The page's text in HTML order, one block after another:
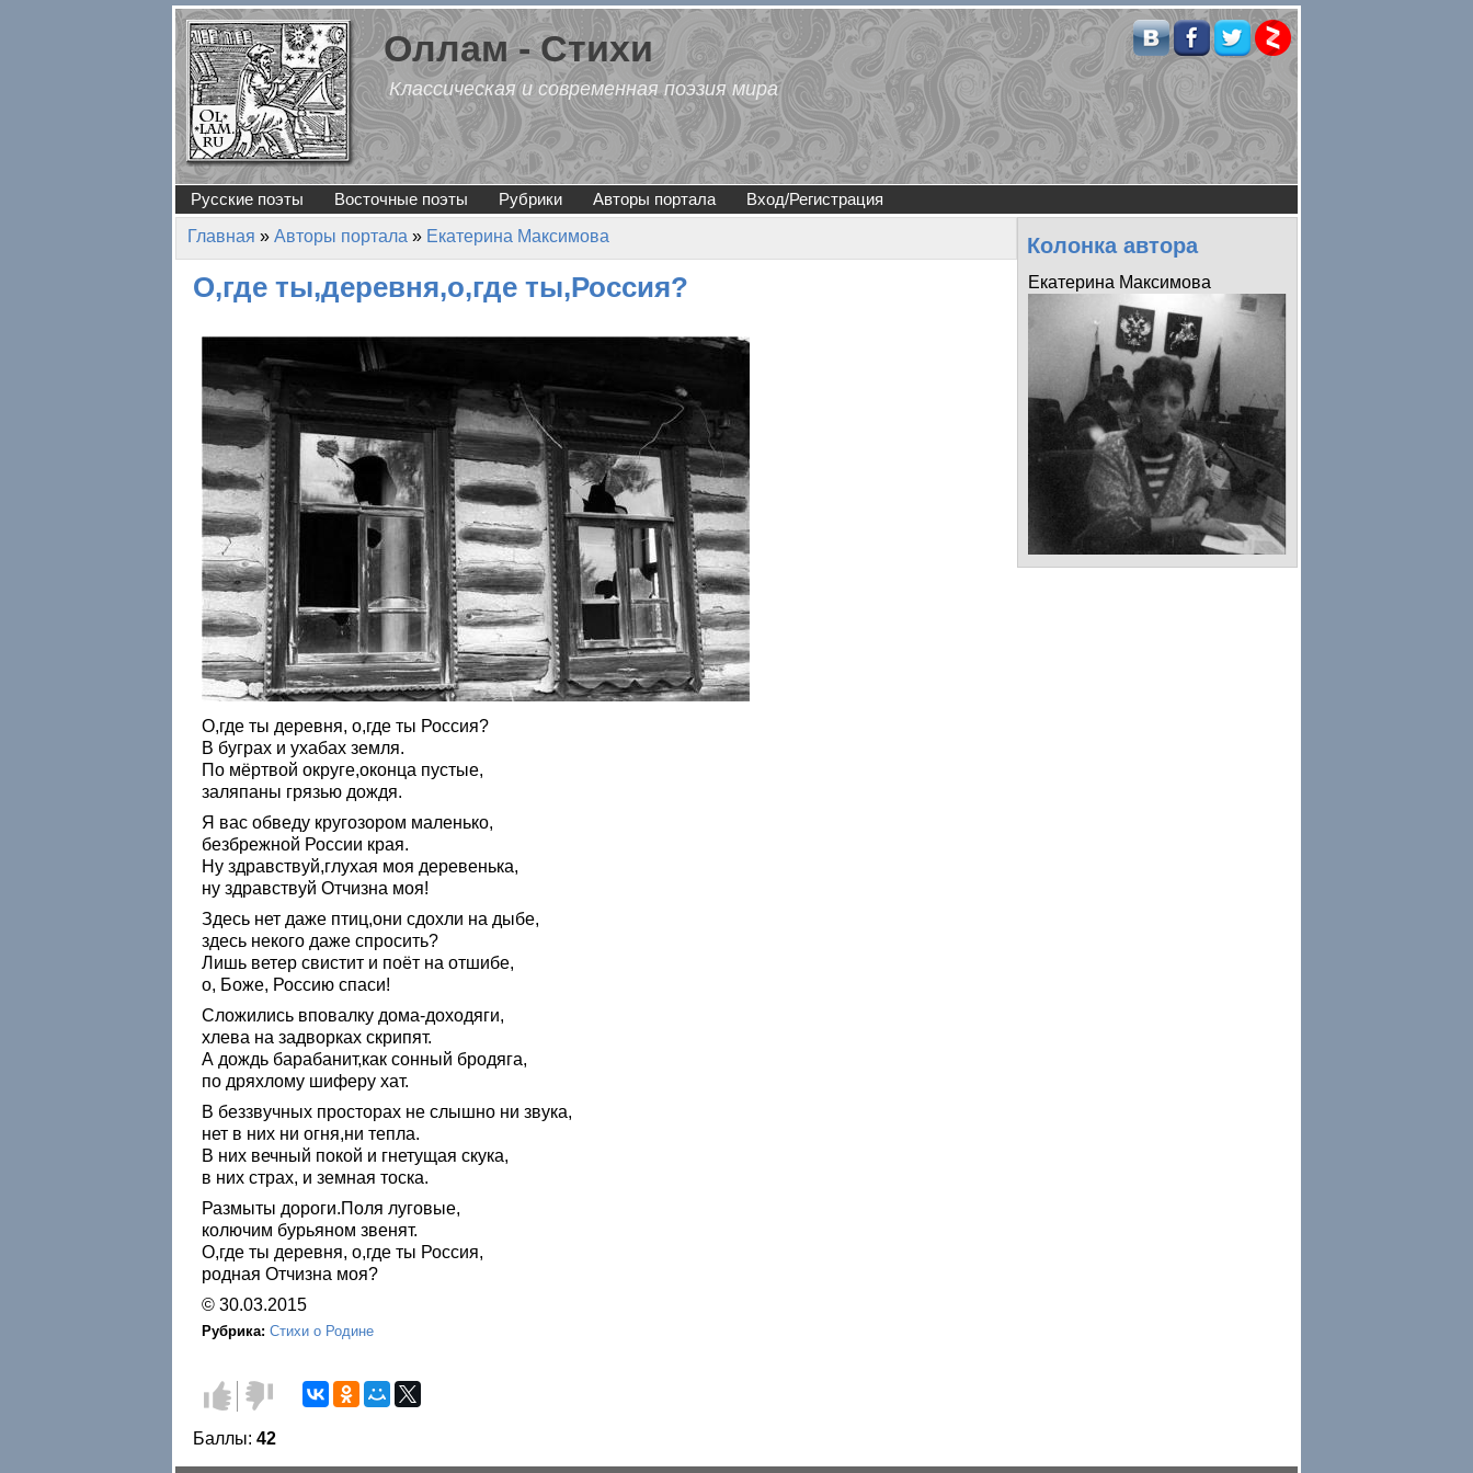
Перейти к основному содержанию
Оллам - Стихи
Классическая и современная поэзия мира
Русские поэты Восточные поэты Рубрики Авторы портала Вход/Регистрация
Вы здесь
Главная » Авторы портала » Екатерина Максимова
О,где ты,деревня,о,где ты,Россия?
О,где ты деревня, о,где ты Россия?
В буграх и ухабах земля.
По мёртвой округе,оконца пустые,
заляпаны грязью дождя.
Я вас обведу кругозором маленько,
безбрежной России края.
Ну здравствуй,глухая моя деревенька,
ну здравствуй Отчизна моя!
Здесь нет даже птиц,они сдохли на дыбе,
здесь некого даже спросить?
Лишь ветер свистит и поёт на отшибе,
о, Боже, Россию спаси!
Сложились вповалку дома-доходяги,
хлева на задворках скрипят.
А дождь барабанит,как сонный бродяга,
по дряхлому шиферу хат.
В беззвучных просторах не слышно ни звука,
нет в них ни огня,ни тепла.
В них вечный покой и гнетущая скука,
в них страх, и земная тоска.
Размыты дороги.Поля луговые,
колючим бурьяном звенят.
О,где ты деревня, о,где ты Россия,
родная Отчизна моя?
© 30.03.2015
Рубрика: Стихи о Родине
Голос
за!
Голос
против!
Баллы: 42
Колонка автора
Екатерина Максимова